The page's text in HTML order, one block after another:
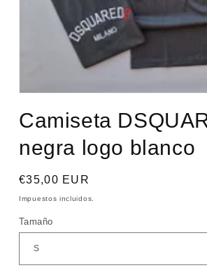
multimedia
1
una
ventana
Camiseta
negra logo blanco
Precio
habitual
€35,00 EUR
Impuestos incluidos.
Tamaño